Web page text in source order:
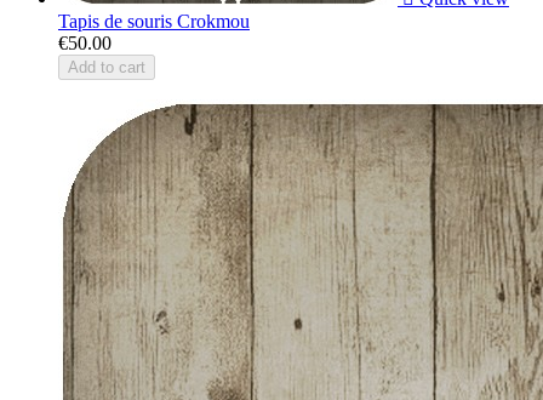
Tapis de souris Crokmou
€50.00
Add to cart